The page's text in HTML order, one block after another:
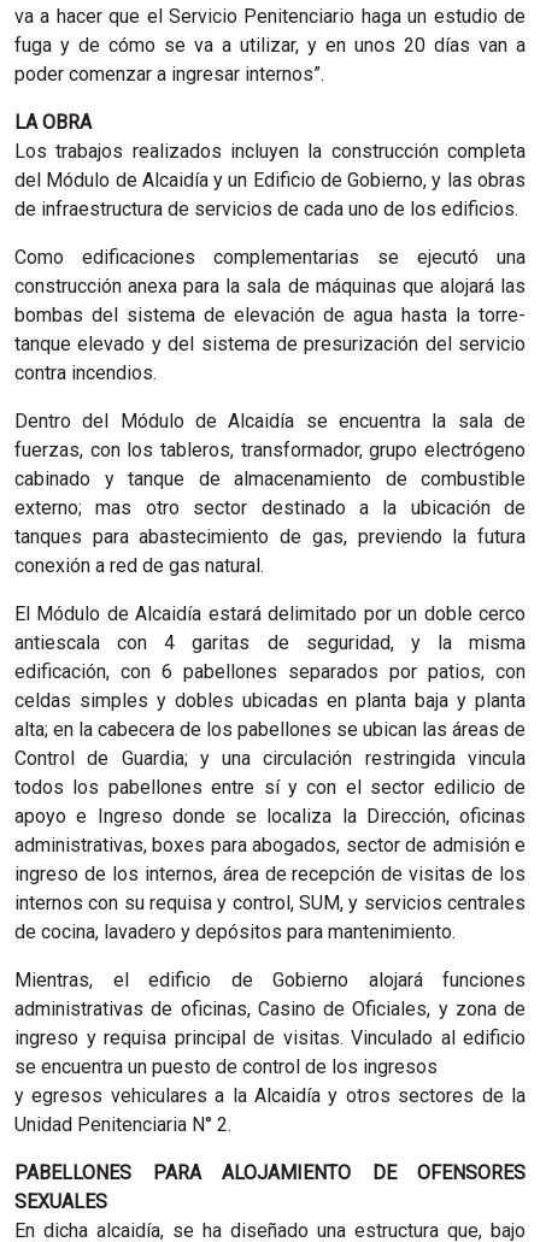
va a hacer que el Servicio Penitenciario haga un estudio de
fuga y de cómo se va a utilizar, y en unos 20 días van a
poder comenzar a ingresar internos”.
LA OBRA
Los trabajos realizados incluyen la construcción completa
del Módulo de Alcaidía y un Edificio de Gobierno, y las obras
de infraestructura de servicios de cada uno de los edificios.
Como edificaciones complementarias se ejecutó una
construcción anexa para la sala de máquinas que alojará las
bombas del sistema de elevación de agua hasta la torre-
tanque elevado y del sistema de presurización del servicio
contra incendios.
Dentro del Módulo de Alcaidía se encuentra la sala de
fuerzas, con los tableros, transformador, grupo electrógeno
cabinado y tanque de almacenamiento de combustible
externo; mas otro sector destinado a la ubicación de
tanques para abastecimiento de gas, previendo la futura
conexión a red de gas natural.
El Módulo de Alcaidía estará delimitado por un doble cerco
antiescala con 4 garitas de seguridad, y la misma
edificación, con 6 pabellones separados por patios, con
celdas simples y dobles ubicadas en planta baja y planta
alta; en la cabecera de los pabellones se ubican las áreas de
Control de Guardia; y una circulación restringida vincula
todos los pabellones entre sí y con el sector edilicio de
apoyo e Ingreso donde se localiza la Dirección, oficinas
administrativas, boxes para abogados, sector de admisión e
ingreso de los internos, área de recepción de visitas de los
internos con su requisa y control, SUM, y servicios centrales
de cocina, lavadero y depósitos para mantenimiento.
Mientras, el edificio de Gobierno alojará funciones
administrativas de oficinas, Casino de Oficiales, y zona de
ingreso y requisa principal de visitas. Vinculado al edificio
se encuentra un puesto de control de los ingresos
y egresos vehiculares a la Alcaidía y otros sectores de la
Unidad Penitenciaria N° 2.
PABELLONES PARA ALOJAMIENTO DE OFENSORES
SEXUALES
En dicha alcaidía, se ha diseñado una estructura que, bajo